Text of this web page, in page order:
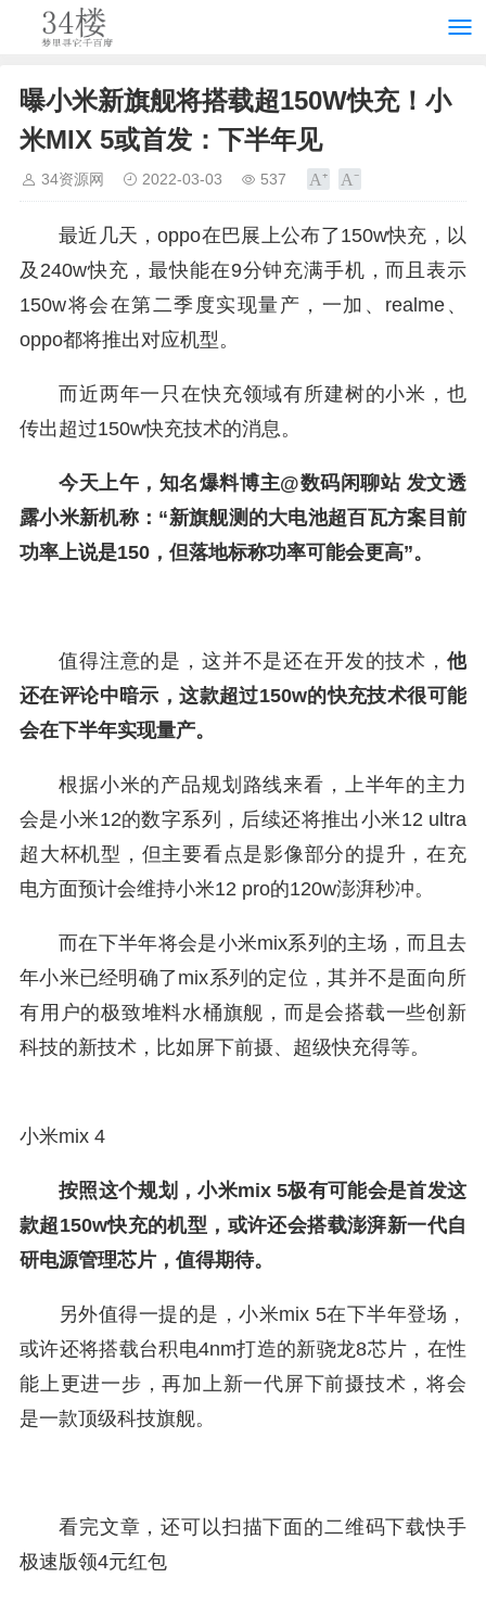
曝小米新旗舰将搭载超150W快充！小
米MIX 5或首发：下半年见
34资源网 2022-03-03 537
最近几天，oppo在巴展上公布了150w快充，以
及240w快充，最快能在9分钟充满手机，而且表示
150w将会在第二季度实现量产，一加、realme、
oppo都将推出对应机型。
而近两年一只在快充领域有所建树的小米，也
传出超过150w快充技术的消息。
今天上午，知名爆料博主@数码闲聊站 发文透
露小米新机称： “新旗舰测的大电池超百瓦方案目前
功率上说是150，但落地标称功率可能会更高”。
值得注意的是，这并不是还在开发的技术， 他
还在评论中暗示，这款超过150w的快充技术很可能
会在下半年实现量产。
根据小米的产品规划路线来看，上半年的主力
会是小米12的数字系列，后续还将推出小米12 ultra
超大杯机型，但主要看点是影像部分的提升，在充
电方面预计会维持小米12 pro的120w澎湃秒冲。
而在下半年将会是小米mix系列的主场，而且去
年小米已经明确了mix系列的定位，其并不是面向所
有用户的极致堆料水桶旗舰，而是会搭载一些创新
科技的新技术，比如屏下前摄、超级快充得等。
小米mix 4
按照这个规划，小米mix 5极有可能会是首发这
款超150w快充的机型，或许还会搭载澎湃新一代自
研电源管理芯片，值得期待。
另外值得一提的是，小米mix 5在下半年登场，
或许还将搭载台积电4nm打造的新骁龙8芯片，在性
能上更进一步，再加上新一代屏下前摄技术，将会
是一款顶级科技旗舰。
看完文章，还可以扫描下面的二维码下载快手
极速版领4元红包